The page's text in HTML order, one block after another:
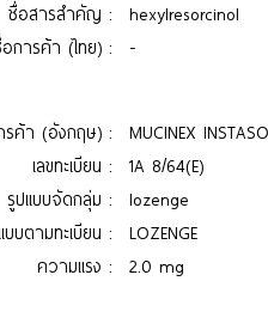
ชื่อสารสำคัญ : hexylresorcinol
การค้า (ไทย) :
-
รค้า (อังกฤษ) :
MUCINEX
เลขทะเบียน :
1A 8/64(E)
รูปแบบจัดกลุ่ม :
lozenge
บบตามทะเบียน :
LOZENGE
ความแรง :
2.0 mg